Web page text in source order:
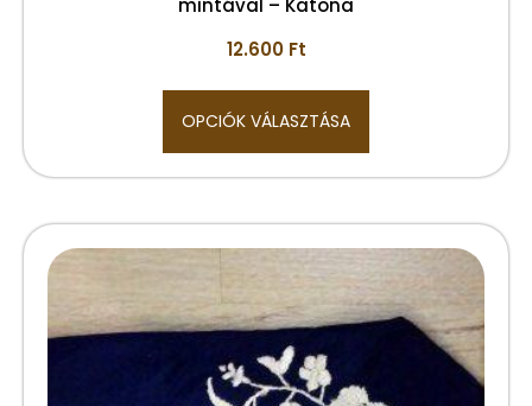
12.600 Ft
OPCIÓK VÁLASZTÁSA